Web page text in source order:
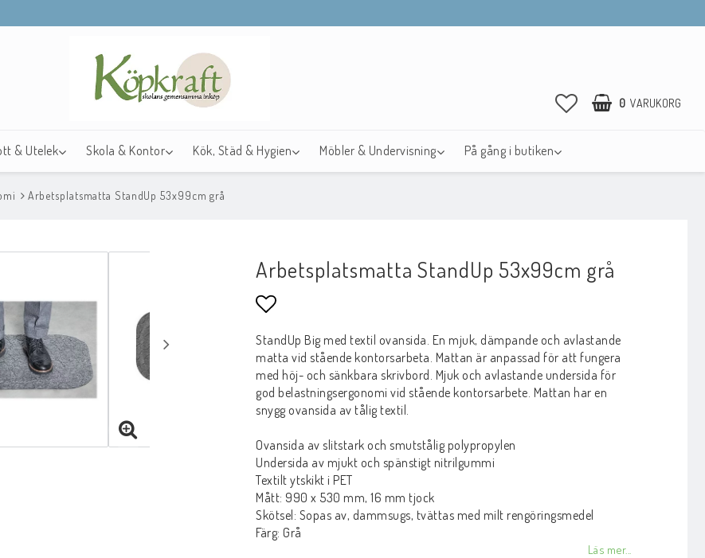
0 VARUKORG
& Utelek Skola & Kontor Kök, Städ & Hygien Möbler & Undervisning På gång i butiken
Arbetsplatsmatta StandUp 53x99cm grå
Arbetsplatsmatta StandUp 53x99cm grå
Lägg till i favoritlistan
StandUp Big med textil ovansida. En mjuk, dämpande och avlastande
matta vid stående kontorsarbeta. Mattan är anpassad för att fungera
med höj- och sänkbara skrivbord. Mjuk och avlastande undersida för
god belastningsergonomi vid stående kontorsarbete. Mattan har en
snygg ovansida av tålig textil.
Ovansida av slitstark och smutstålig polypropylen
Undersida av mjukt och spänstigt nitrilgummi
Textilt ytskikt i PET
Mått: 990 x 530 mm, 16 mm tjock
Skötsel: Sopas av, dammsugs, tvättas med milt rengöringsmedel
Färg: Grå
Läs mer...